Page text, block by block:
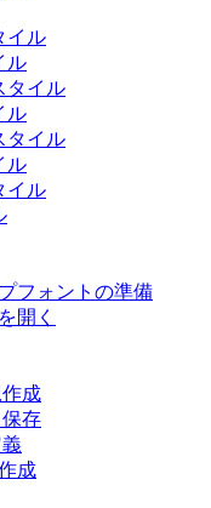
イル
ル
タイル
ル
タイル
ル
イル
フォントの準備
開く
成
存
成